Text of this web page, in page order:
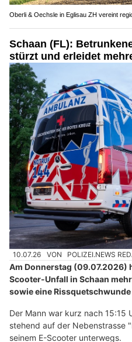
Oberli & Oechsle in Eglisau ZH vereint
Schaan (FL):
stürzt und erleidet
10.07.26 VON POLIZEI.NEWS
Am Donnerstag (09.07.2026)
Scooter-Unfall in Schaan
sowie eine
Der Mann war kurz nach 15:15
stehend auf der Nebenstrasse
seinem E-Scooter unterwegs.